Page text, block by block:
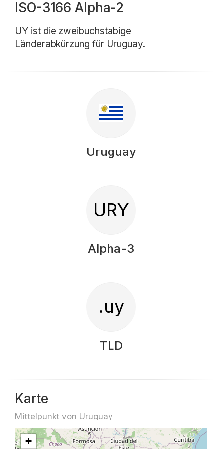
ISO-3166 Alpha-2
UY ist die zweibuchstabige
Länderabkürzung für Uruguay.
Uruguay
URY
Alpha-3
.uy
TLD
Karte
Mittelpunkt von Uruguay
+